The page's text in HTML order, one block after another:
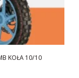
KOŁA 10/10